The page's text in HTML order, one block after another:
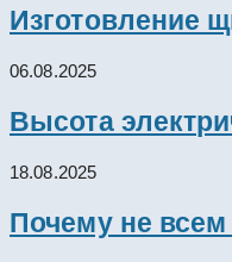
Изготовление
06.08.2025
Высота
18.08.2025
Почему не всем